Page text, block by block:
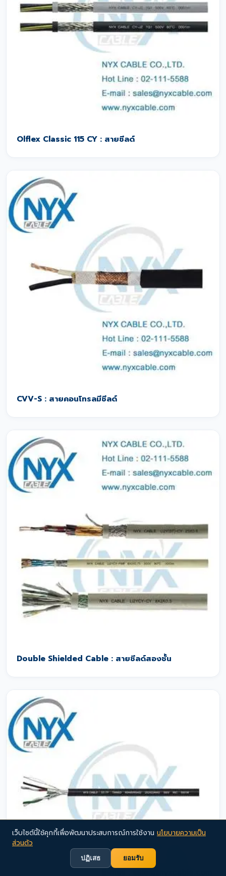
Olflex Classic 115 CY : สายชีลด์
CVV-S : สายคอนโทรลมีชีลด์
Double Shielded Cable : สายชีลด์สองชั้น
เว็บไซต์นี้ใช้คุกกี้เพื่อพัฒนาประสบการณ์การใช้งาน นโยบายความเป็น
ส่วนตัว
ปฏิเสธ ยอมรับ